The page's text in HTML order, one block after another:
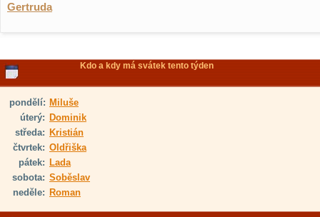
Gertruda
Kdo a kdy má svátek tento týden
pondělí: Miluše
úterý: Dominik
středa: Kristián
čtvrtek: Oldřiška
pátek: Lada
sobota: Soběslav
neděle: Roman